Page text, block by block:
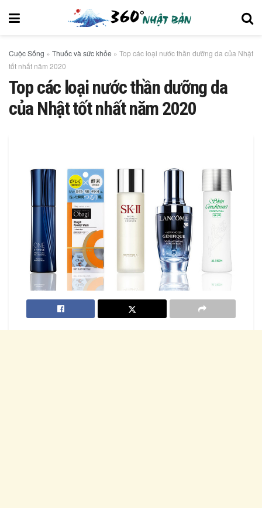
Cuộc Sống » Thuốc và sức khỏe » Top các loại nước thần dưỡng da của Nhật
tốt nhất năm 2020
Top các loại nước thần dưỡng da
của Nhật tốt nhất năm 2020